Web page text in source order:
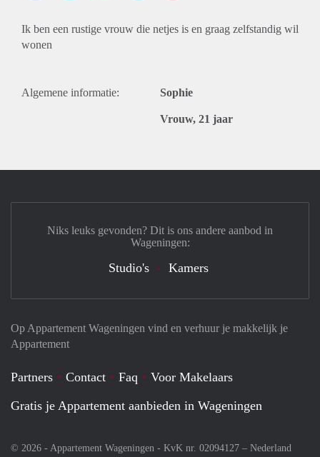
Ik ben een rustige vrouw die netjes is en graag zelfstandig wil
wonen
Algemene informatie: Sophie
Vrouw, 21 jaar
Op Appartement Wageningen vind en verhuur je makkelijk je
Appartement
Partners Contact Faq
Voor Makelaars
Gratis je Appartement aanbieden in Wageningen
© 2026 - Appartement Wageningen - KvK nr. 02094127 – Nederland
Niks leuks gevonden? Dit is ons andere aanbod in
Wageningen:
Studio's Kamers